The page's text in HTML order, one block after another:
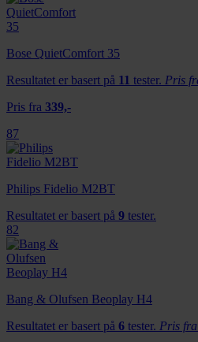
Bose QuietComfort 35
Resultatet er basert på 11 tester. Pris
Pris fra 339,-
87
Philips Fidelio M2BT
Resultatet er basert på 9 tester.
82
Bang & Olufsen Beoplay H4
Resultatet er basert på 6 tester. Pris fra